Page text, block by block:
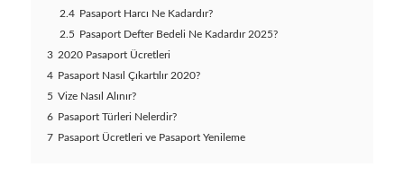
2.4 Pasaport Harcı Ne Kadardır?
2.5 Pasaport Defter Bedeli Ne Kadardır 2025?
3 2020 Pasaport Ücretleri
4 Pasaport Nasıl Çıkartılır 2020?
5 Vize Nasıl Alınır?
6 Pasaport Türleri Nelerdir?
7 Pasaport Ücretleri ve Pasaport Yenileme